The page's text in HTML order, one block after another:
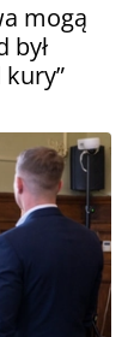
mogą
był